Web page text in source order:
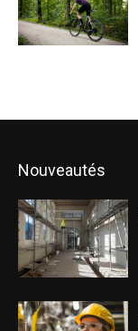
Nouveautés